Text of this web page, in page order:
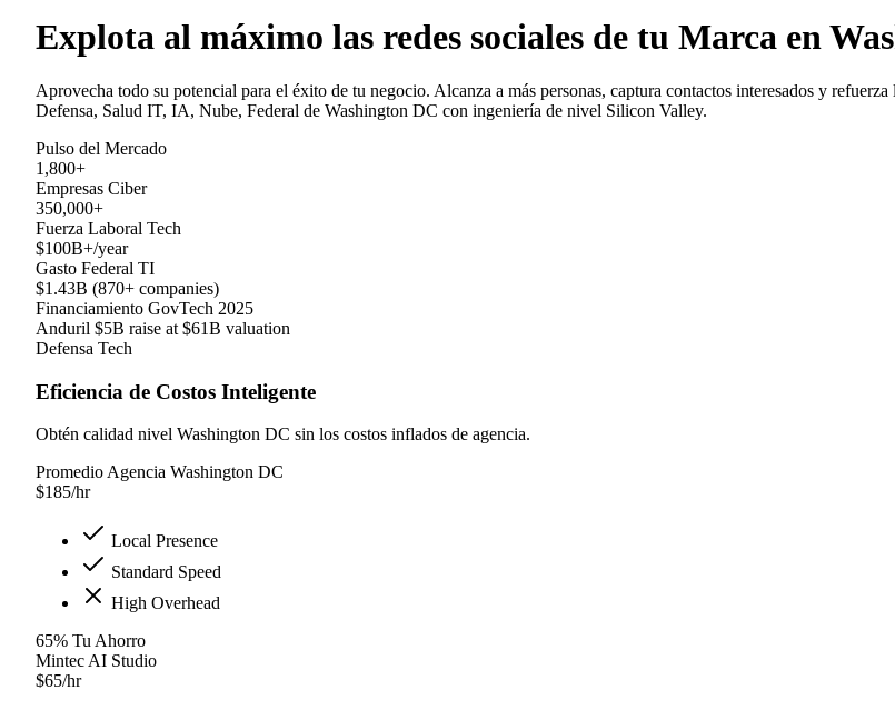
Explota al máximo las redes sociales de tu Marca en
Aprovecha todo su potencial para el éxito de tu negocio. Alcanza a más personas, captura contactos interesados y
Defensa, Salud IT, IA, Nube, Federal de Washington DC con ingeniería de nivel Silicon Valley.
Pulso del Mercado
1,800+
Empresas Ciber
350,000+
Fuerza Laboral Tech
$100B+/year
Gasto Federal TI
$1.43B (870+ companies)
Financiamiento GovTech 2025
Anduril $5B raise at $61B valuation
Defensa Tech
Eficiencia de Costos Inteligente
Obtén calidad nivel Washington DC sin los costos inflados de agencia.
Promedio Agencia Washington DC
$185/hr
Local Presence
Standard Speed
High Overhead
65% Tu Ahorro
Mintec AI Studio
$65/hr